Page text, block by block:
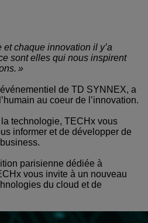
chaque innovation il y’a
sont elles qui nous inspirent
»
de TD SYNNEX, a
au coeur de l’innovation.
technologie, TECHx vous
informer et de développer de
parisienne dédiée à
vous invite à un nouveau
du cloud et de